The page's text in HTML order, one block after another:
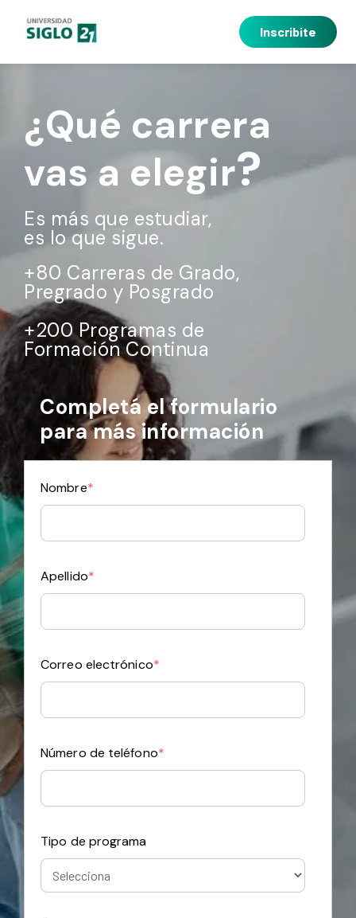
¿Qué carrera
vas a elegir?
Es más que estudiar,
es lo que sigue.
+80 Carreras de Grado,
Pregrado y Posgrado
+200 Programas de
Formación Continua
Completá el formulario
para más información
Nombre*
Apellido*
Correo electrónico*
Número de teléfono*
Tipo de programa
Inscribite